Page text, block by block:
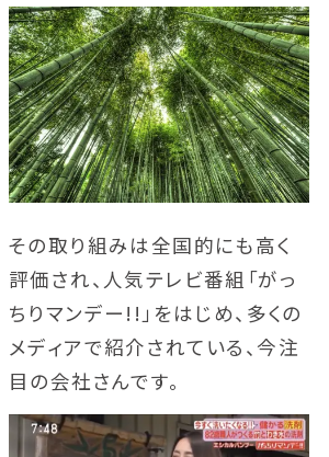
その取り組みは全国的にも高く
評価され、人気テレビ番組「がっ
ちりマンデー!!」をはじめ、多くの
メディアで紹介されている、今注
目の会社さんです。